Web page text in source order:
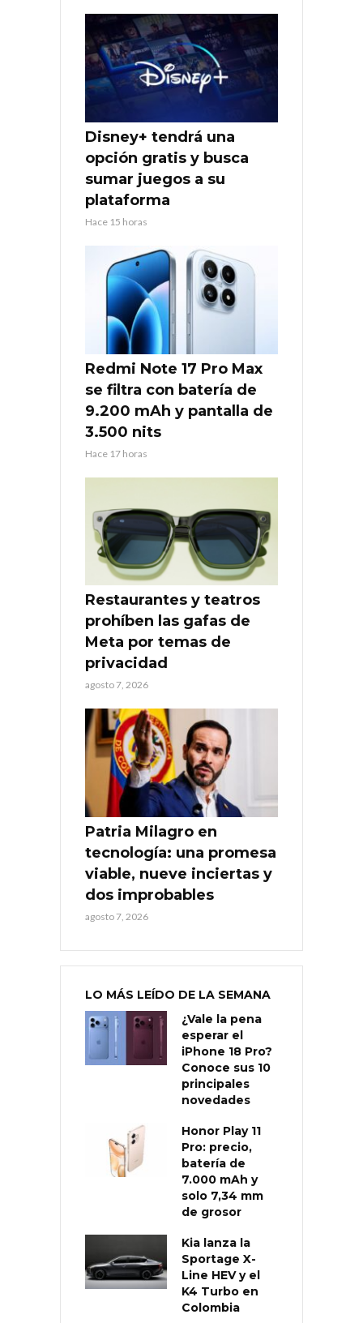
Disney+ tendrá una
opción gratis y busca
sumar juegos a su
plataforma
Hace 15 horas
Redmi Note 17 Pro Max
se filtra con batería de
9.200 mAh y pantalla de
3.500 nits
Hace 17 horas
Restaurantes y teatros
prohíben las gafas de
Meta por temas de
privacidad
agosto 7, 2026
Patria Milagro en
tecnología: una promesa
viable, nueve inciertas y
dos improbables
agosto 7, 2026
LO MÁS LEÍDO DE LA SEMANA
¿Vale la pena
esperar el
iPhone 18 Pro?
Conoce sus 10
principales
novedades
Honor Play 11
Pro: precio,
batería de
7.000 mAh y
solo 7,34 mm
de grosor
Kia lanza la
Sportage X-
Line HEV y el
K4 Turbo en
Colombia